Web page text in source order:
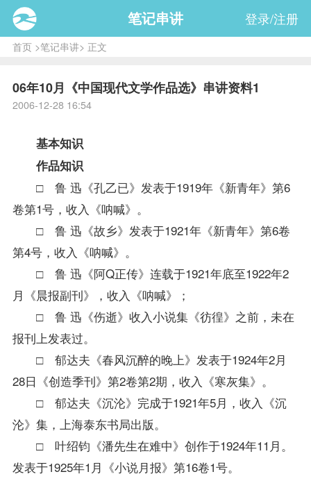
笔记串讲 登录/注册
首页>笔记串讲> 正文
06年10月《中国现代文学作品选》串讲资料1
2006-12-28 16:54
基本知识
作品知识
□ 鲁 迅《孔乙已》发表于1919年《新青年》第6
卷第1号，收入《呐喊》。
□ 鲁 迅《故乡》发表于1921年《新青年》第6卷
第4号，收入《呐喊》。
□ 鲁 迅《阿Q正传》连载于1921年底至1922年2
月《晨报副刊》，收入《呐喊》；
□ 鲁 迅《伤逝》收入小说集《彷徨》之前，未在
报刊上发表过。
□ 郁达夫《春风沉醉的晚上》发表于1924年2月
28日《创造季刊》第2卷第2期，收入《寒灰集》。
□ 郁达夫《沉沦》完成于1921年5月，收入《沉
沦》集，上海泰东书局出版。
□ 叶绍钧《潘先生在难中》创作于1924年11月。
发表于1925年1月《小说月报》第16卷1号。